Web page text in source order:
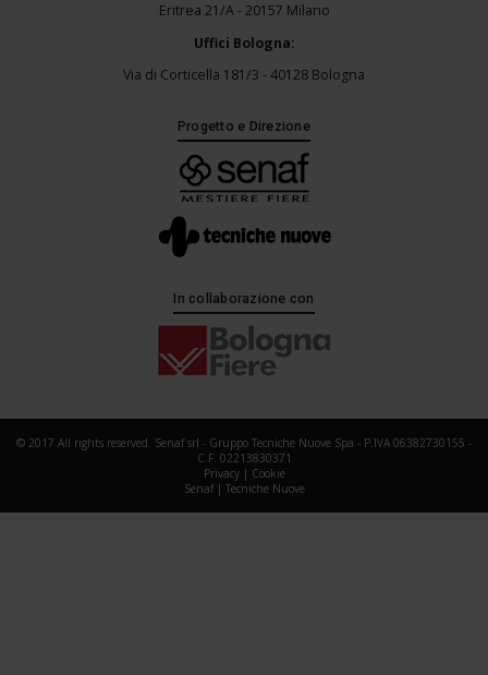
Eritrea 21/A - 20157 Milano
Uffici Bologna:
Via di Corticella 181/3 - 40128 Bologna
Progetto e Direzione
In collaborazione con
© 2017 All rights reserved. Senaf srl - Gruppo Tecniche Nuove Spa - P.IVA 06382730155 -
C.F. 02213830371
Privacy| Cookie
Senaf| Tecniche Nuove